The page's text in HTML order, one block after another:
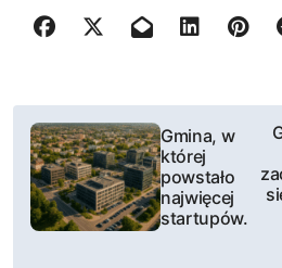
N
w
Gmina, w
której
powstało
najwięcej
startupów.